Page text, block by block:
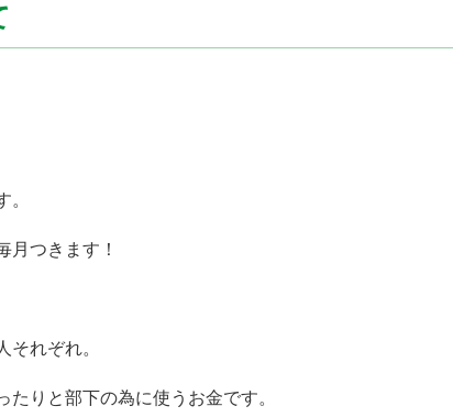
。
月つきます！
れぞれ。
りと部下の為に使うお金です。